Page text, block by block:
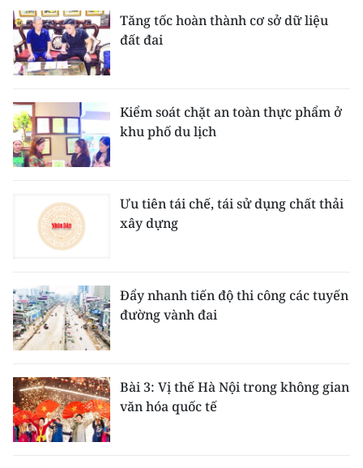
Tăng tốc hoàn thành cơ sở dữ liệu
đất đai
Kiểm soát chặt an toàn thực phẩm ở
khu phố du lịch
Ưu tiên tái chế, tái sử dụng chất thải
xây dựng
Đẩy nhanh tiến độ thi công các tuyến
đường vành đai
Bài 3: Vị thế Hà Nội trong không gian
văn hóa quốc tế